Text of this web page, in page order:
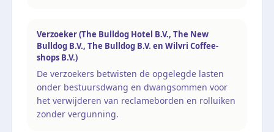
Verzoeker (The Bulldog Hotel B.V., The New
Bulldog B.V., The Bulldog B.V. en Wilvri Coffee-
shops B.V.)
De verzoekers betwisten de opgelegde lasten
onder bestuursdwang en dwangsommen voor
het verwijderen van reclameborden en rolluiken
zonder vergunning.